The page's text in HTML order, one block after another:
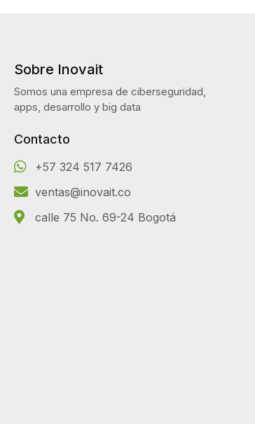
Sobre Inovait
Somos una empresa de ciberseguridad,
apps, desarrollo y big data
Contacto
+57 324 517 7426
ventas@inovait.co
calle 75 No. 69-24 Bogotá